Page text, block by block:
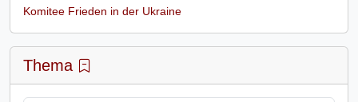
Komitee Frieden in der Ukraine
Thema